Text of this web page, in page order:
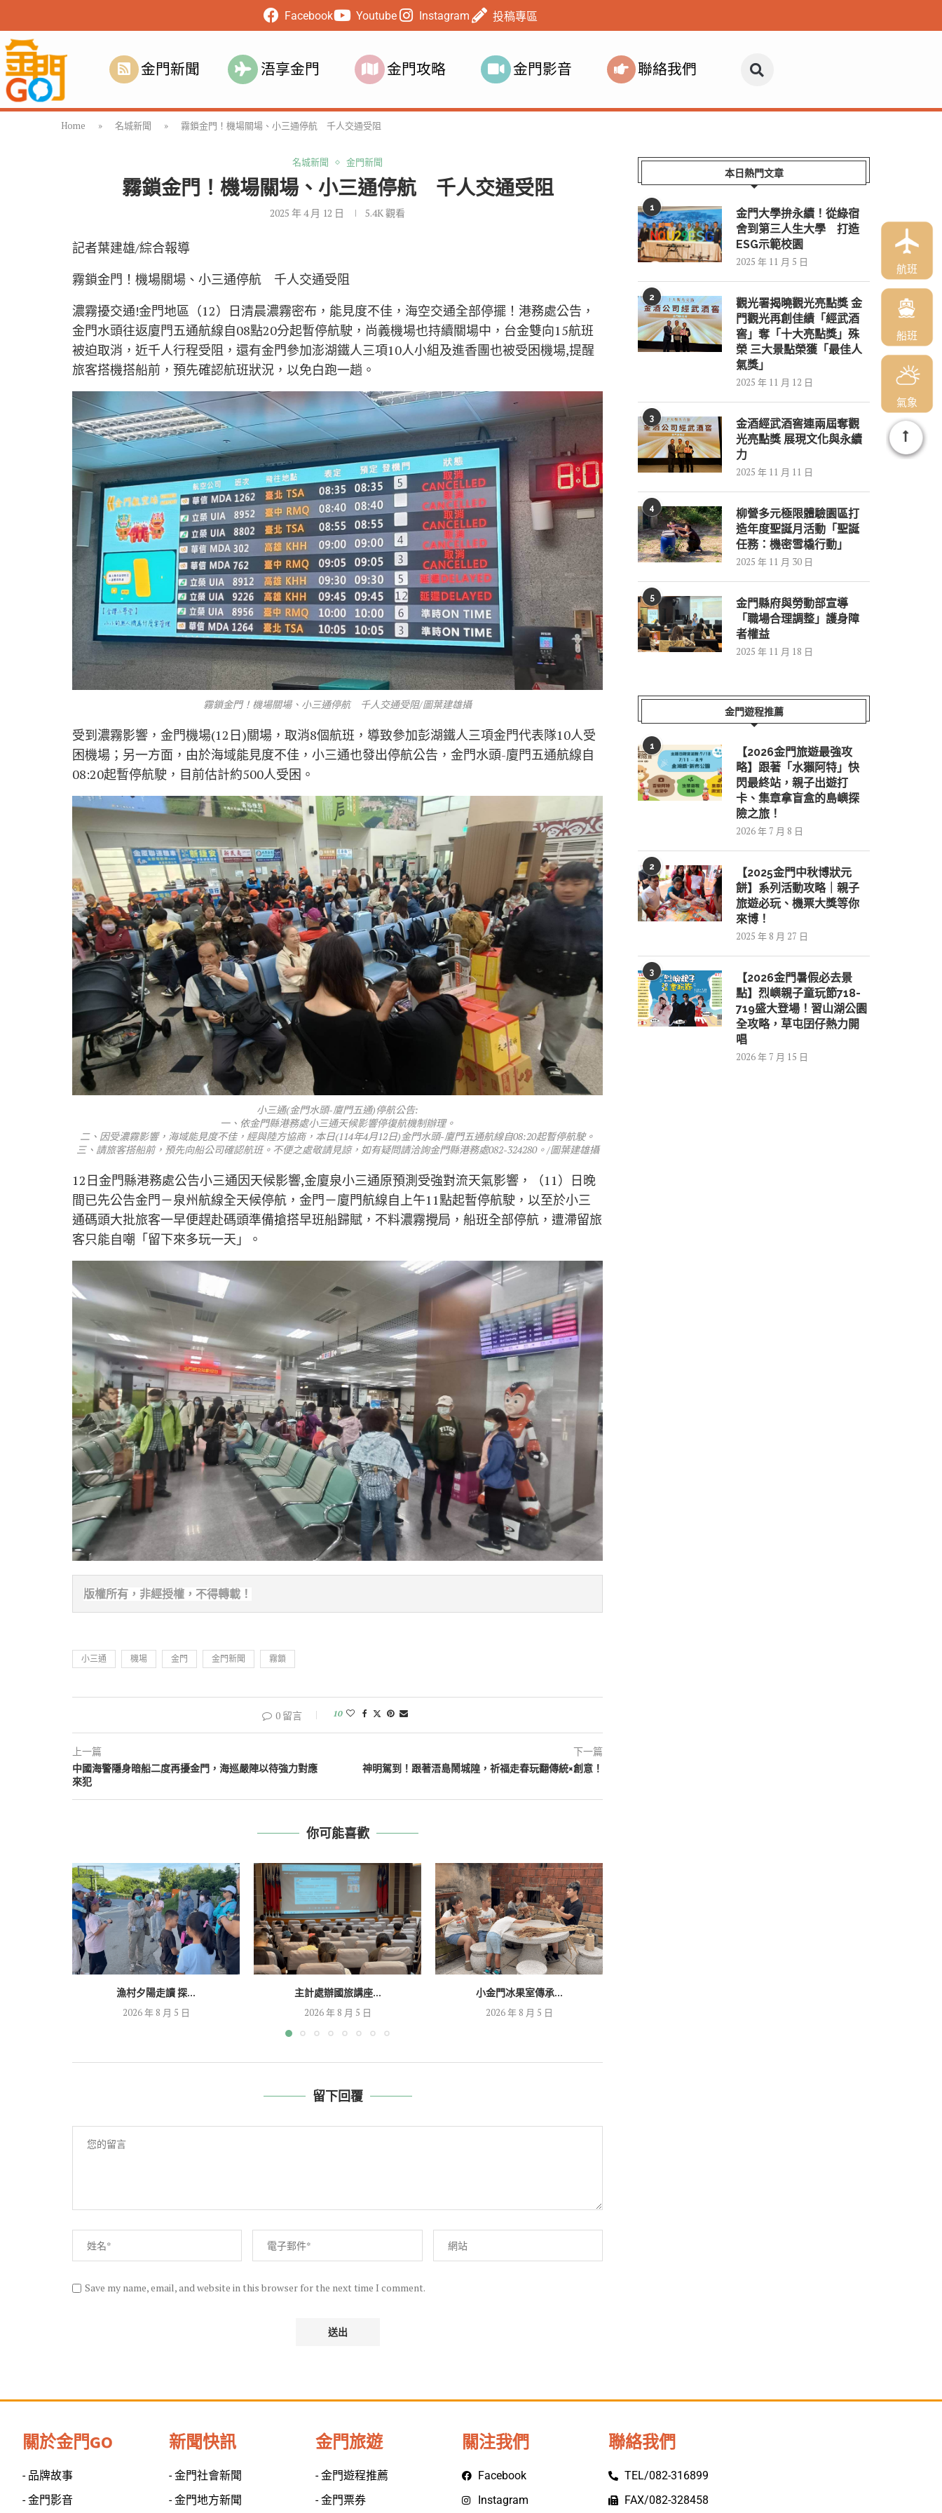
Facebook Youtube Instagram 投稿專區
金門新聞 浯享金門 金門攻略 金門影音 聯絡我們
Home » 名城新聞 » 霧鎖金門！機場關場、小三通停航 千人交通受阻
名城新聞 金門新聞
霧鎖金門！機場關場、小三通停航 千人交通受阻
2025 年 4 月 12 日 5.4K觀看
記者葉建雄/綜合報導
霧鎖金門！機場關場、小三通停航 千人交通受阻
濃霧擾交通!金門地區（12）日清晨濃霧密布，能見度不佳，海空交通全部停擺！港務處公告，
金門水頭往返廈門五通航線自08點20分起暫停航駛，尚義機場也持續關場中，台金雙向15航班
被迫取消，近千人行程受阻，還有金門參加澎湖鐵人三項10人小組及進香團也被受困機場,提醒
旅客搭機搭船前，預先確認航班狀況，以免白跑一趟。
霧鎖金門！機場關場、小三通停航 千人交通受阻/圖葉建雄攝
受到濃霧影響，金門機場(12日)關場，取消8個航班，導致參加彭湖鐵人三項金門代表隊10人受
困機場；另一方面，由於海域能見度不佳，小三通也發出停航公告，金門水頭-廈門五通航線自
08:20起暫停航駛，目前估計約500人受困。
小三通(金門水頭-廈門五通)停航公告:
一、依金門縣港務處小三通天候影響停復航機制辦理。
二、因受濃霧影響，海域能見度不佳，經與陸方協商，本日(114年4月12日)金門水頭-廈門五通航線自08:20起暫停航駛。
三、請旅客搭船前，預先向船公司確認航班。不便之處敬請見諒，如有疑問請洽詢金門縣港務處082-324280。/圖葉建雄攝
12日金門縣港務處公告小三通因天候影響,金廈泉小三通原預測受強對流天氣影響，（11）日晚
間已先公告金門－泉州航線全天候停航，金門－廈門航線自上午11點起暫停航駛，以至於小三
通碼頭大批旅客一早便趕赴碼頭準備搶搭早班船歸賦，不料濃霧攪局，船班全部停航，遭滯留旅
客只能自嘲「留下來多玩一天」。
版權所有，非經授權，不得轉載！
小三通 機場 金門 金門新聞 霧鎖
0 留言 10
上一篇
中國海警隱身暗船二度再擾金門，海巡嚴陣以待強力對應
來犯
下一篇
神明駕到！跟著浯島鬧城隍，祈福走春玩翻傳統×創意！
你可能喜歡
漁村夕陽走讀 探...
2026 年 8 月 5 日
主計處辦國旅講座...
2026 年 8 月 5 日
小金門冰果室傳承...
2026 年 8 月 5 日
留下回覆
Save my name, email, and website in this browser for the next time I comment.
本日熱門文章
1
金門大學拚永續！從綠宿
舍到第三人生大學 打造
ESG示範校園
2025 年 11 月 5 日
2
觀光署揭曉觀光亮點獎 金
門觀光再創佳績「經武酒
窖」奪「十大亮點獎」殊
榮 三大景點榮獲「最佳人
氣獎」
2025 年 11 月 12 日
3
金酒經武酒窖連兩屆奪觀
光亮點獎 展現文化與永續
力
2025 年 11 月 11 日
4
柳營多元極限體驗園區打
造年度聖誕月活動「聖誕
任務：機密雪橇行動」
2025 年 11 月 30 日
5
金門縣府與勞動部宣導
「職場合理調整」護身障
者權益
2025 年 11 月 18 日
金門遊程推薦
1
【2026金門旅遊最強攻
略】跟著「水獺阿特」快
閃最終站，親子出遊打
卡、集章拿盲盒的島嶼探
險之旅！
2026 年 7 月 8 日
2
【2025金門中秋博狀元
餅】系列活動攻略｜親子
旅遊必玩、機票大獎等你
來博！
2025 年 8 月 27 日
3
【2026金門暑假必去景
點】烈嶼親子童玩節718-
719盛大登場！習山湖公園
全攻略，草屯囝仔熱力開
唱
2026 年 7 月 15 日
關於金門GO
- 品牌故事
- 金門影音
新聞快訊
- 金門社會新聞
- 金門地方新聞
金門旅遊
- 金門遊程推薦
- 金門票券
關注我們
Facebook
Instagram
聯絡我們
TEL/082-316899
FAX/082-328458
航班
船班
氣象